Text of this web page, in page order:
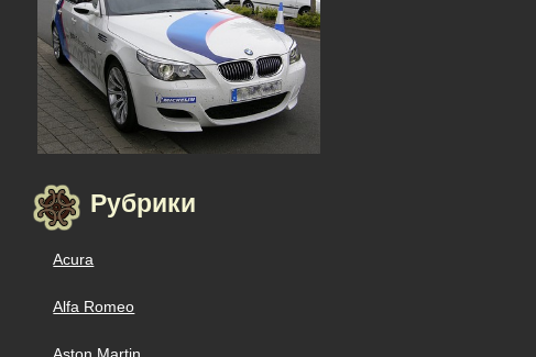
Рубрики
Acura
Alfa Romeo
Aston Martin